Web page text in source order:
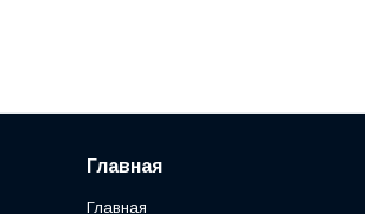
Главная
Главная